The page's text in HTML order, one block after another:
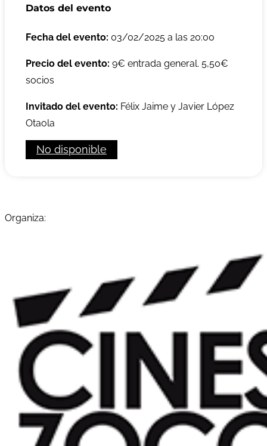
Datos del evento
Fecha del evento: 03/02/2025 a las 20:00
Precio del evento: 9€ entrada general. 5,50€
socios
Invitado del evento: Félix Jaime y Javier López
Otaola
No disponible
Organiza: